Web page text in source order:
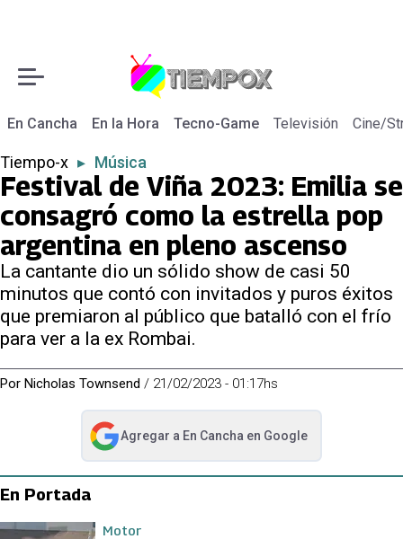
En Cancha En la Hora Tecno-Game Televisión Cine/
Tiempo-x ▸ Música
Festival de Viña 2023: Emilia se
consagró como la estrella pop
argentina en pleno ascenso
La cantante dio un sólido show de casi 50
minutos que contó con invitados y puros éxitos
que premiaron al público que batalló con el frío
para ver a la ex Rombai.
Por Nicholas Townsend / 21/02/2023 - 01:17hs
Agregar a En Cancha en Google
abre en nueva pestaña
En Portada
Motor